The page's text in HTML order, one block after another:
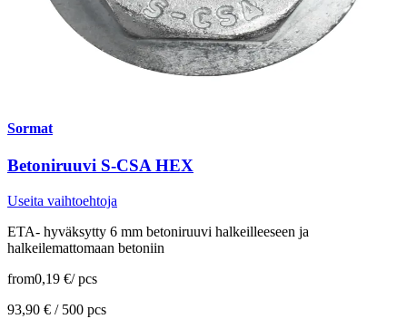
Sormat
Betoniruuvi S-CSA HEX
Useita vaihtoehtoja
ETA- hyväksytty 6 mm betoniruuvi halkeilleeseen ja
halkeilemattomaan betoniin
from0,19 €/ pcs
93,90 € / 500 pcs